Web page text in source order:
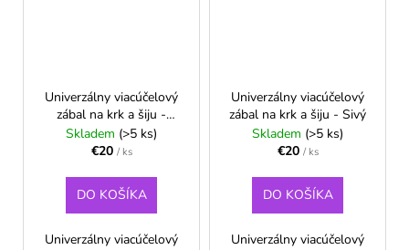
Univerzálny viacúčelový
zábal na krk a šiju -
Ružový
Skladem (>5 ks)
€20 / ks
DO KOŠÍKA
Univerzálny viacúčelový
Univerzálny viacúčelový
zábal na krk a šiju - Sivý
Skladem (>5 ks)
€20 / ks
DO KOŠÍKA
Univerzálny viacúčelový